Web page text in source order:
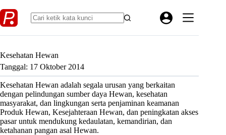
to
content
Kesehatan Hewan
Tanggal: 17 Oktober 2014
Kesehatan Hewan adalah segala urusan yang berkaitan
dengan pelindungan sumber daya Hewan, kesehatan
masyarakat, dan lingkungan serta penjaminan keamanan
Produk Hewan, Kesejahteraan Hewan, dan peningkatan akses
pasar untuk mendukung kedaulatan, kemandirian, dan
ketahanan pangan asal Hewan.